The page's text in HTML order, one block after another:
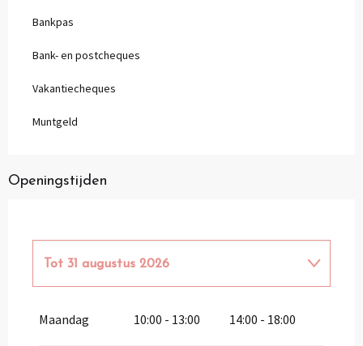
Bankpas
Bank- en postcheques
Vakantiecheques
Muntgeld
Openingstijden
Tot 31 augustus 2026
Maandag 10:00 - 13:00 14:00 - 18:00